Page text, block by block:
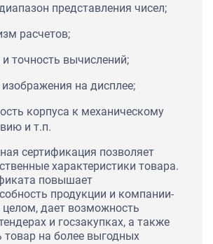
представления чисел;
расчетов;
и точность вычислений;
изображения на дисплее;
корпуса к механическому
и т.п.
сертификация позволяет
характеристики товара.
повышает
продукции и компании-
целом, дает возможность
и госзакупках, а также
товар на более выгодных